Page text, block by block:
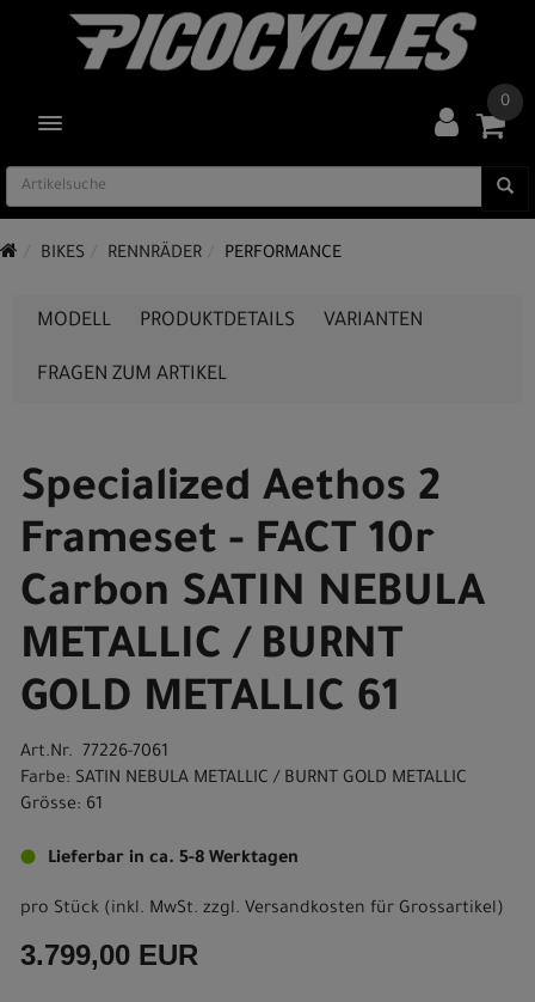
TOGGLE NAVIGATION
0
BIKES RENNRÄDER PERFORMANCE
MODELL PRODUKTDETAILS VARIANTEN
FRAGEN ZUM ARTIKEL
Specialized Aethos 2
Frameset - FACT 10r
Carbon SATIN NEBULA
METALLIC / BURNT
GOLD METALLIC 61
Art.Nr. 77226-7061
Farbe: SATIN NEBULA METALLIC / BURNT GOLD METALLIC
Grösse: 61
Lieferbar in ca. 5-8 Werktagen
pro Stück (inkl. MwSt. zzgl. Versandkosten für Grossartikel)
3.799,00 EUR